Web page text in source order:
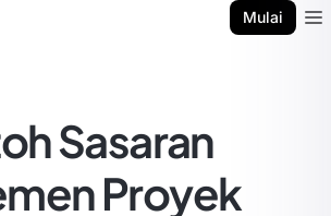
Mulai
Sasaran
Proyek